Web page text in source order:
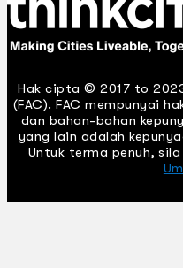
Hak cipta © 2017 to
(FAC). FAC mempunyai
dan bahan-bahan
yang lain adalah
Untuk terma penuh,